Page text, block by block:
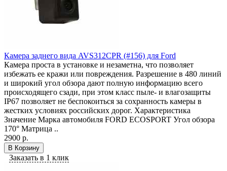
Камера заднего вида AVS312CPR (#156) для Ford
Камера проста в установке и незаметна, что позволяет
избежать ее кражи или повреждения. Разрешение в 480 линий
и широкий угол обзора дают полную информацию всего
происходящего сзади, при этом класс пыле- и влагозащиты
IP67 позволяет не беспокоиться за сохранность камеры в
жестких условиях российских дорог. Характеристика
Значение Марка автомобиля FORD ECOSPORT Угол обзора
170° Матрица ..
2900 р.
В Корзину
Заказать в 1 клик